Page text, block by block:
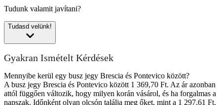
Tudunk valamit javítani?
Tudasd velünk!
Gyakran Ismételt Kérdések
Mennyibe kerül egy busz jegy Brescia és Pontevico között?
A busz jegy Brescia és Pontevico között 1 369,70 Ft. Az ár azonban
attól függően változik, hogy milyen korán vásárol, és ha forgalmas a
napszak. Időnként olyan olcsón találja meg őket, mint a 1 297,61 Ft.